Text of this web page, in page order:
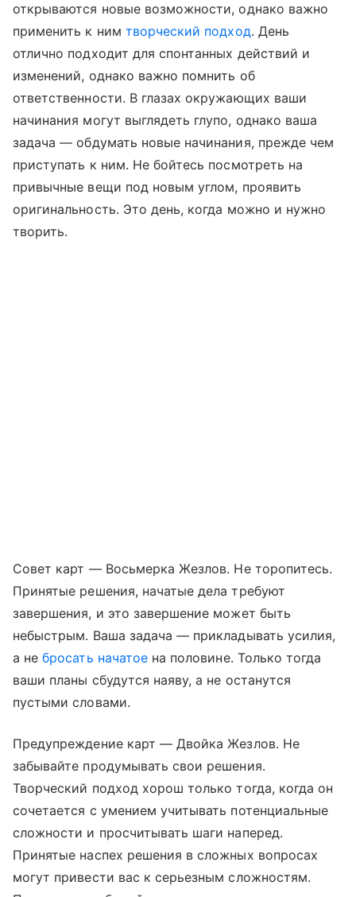
открываются новые возможности, однако важно
применить к ним творческий подход. День
отлично подходит для спонтанных действий и
изменений, однако важно помнить об
ответственности. В глазах окружающих ваши
начинания могут выглядеть глупо, однако ваша
задача — обдумать новые начинания, прежде чем
приступать к ним. Не бойтесь посмотреть на
привычные вещи под новым углом, проявить
оригинальность. Это день, когда можно и нужно
творить.
Совет карт — Восьмерка Жезлов. Не торопитесь.
Принятые решения, начатые дела требуют
завершения, и это завершение может быть
небыстрым. Ваша задача — прикладывать усилия,
а небросать начатоена половине. Только тогда
ваши планы сбудутся наяву, а не останутся
пустыми словами.
Предупреждение карт — Двойка Жезлов. Не
забывайте продумывать свои решения.
Творческий подход хорош только тогда, когда он
сочетается с умением учитывать потенциальные
сложности и просчитывать шаги наперед.
Принятые наспех решения в сложных вопросах
могут привести вас к серьезным сложностям.